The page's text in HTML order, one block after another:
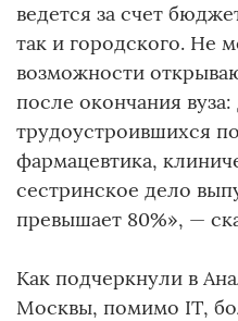
ведется за счет
так и городского. Не
возможности
после окончания вуза:
трудоустроившихся
фармацевтика,
сестринское дело
превышает 80%», —
Как подчеркнули в
Москвы, помимо IT,